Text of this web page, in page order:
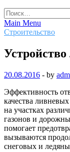
Найти:
Main Menu
Строительство
20.08.2016 - by
Эффективность
качества
на участках
газонов и
помогает
вызываются
снеговых и